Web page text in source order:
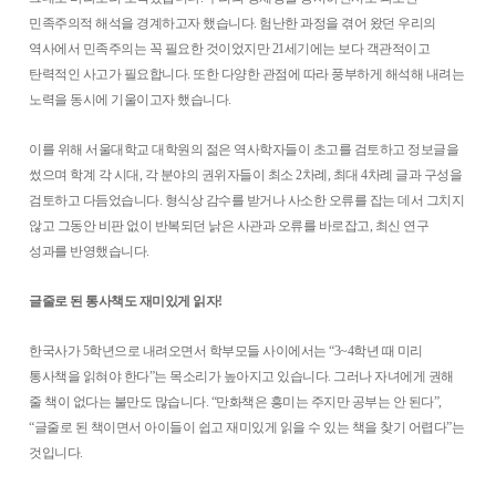
민족주의적 해석을 경계하고자 했습니다. 험난한 과정을 겪어 왔던 우리의
역사에서 민족주의는 꼭 필요한 것이었지만 21세기에는 보다 객관적이고
탄력적인 사고가 필요합니다. 또한 다양한 관점에 따라 풍부하게 해석해 내려는
노력을 동시에 기울이고자 했습니다.
이를 위해 서울대학교 대학원의 젊은 역사학자들이 초고를 검토하고 정보글을
썼으며 학계 각 시대, 각 분야의 권위자들이 최소 2차례, 최대 4차례 글과 구성을
검토하고 다듬었습니다. 형식상 감수를 받거나 사소한 오류를 잡는 데서 그치지
않고 그동안 비판 없이 반복되던 낡은 사관과 오류를 바로잡고, 최신 연구
성과를 반영했습니다.
글줄로 된 통사책도 재미있게 읽자!
한국사가 5학년으로 내려오면서 학부모들 사이에서는 “3~4학년 때 미리
통사책을 읽혀야 한다”는 목소리가 높아지고 있습니다. 그러나 자녀에게 권해
줄 책이 없다는 불만도 많습니다. “만화책은 흥미는 주지만 공부는 안 된다”,
“글줄로 된 책이면서 아이들이 쉽고 재미있게 읽을 수 있는 책을 찾기 어렵다”는
것입니다.